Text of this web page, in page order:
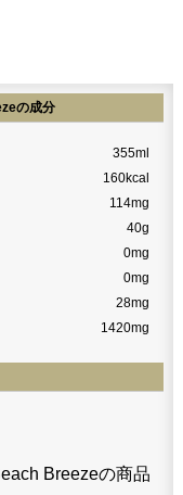
の成分
355ml
160kcal
114mg
40g
0mg
0mg
28mg
1420mg
Breezeの商品